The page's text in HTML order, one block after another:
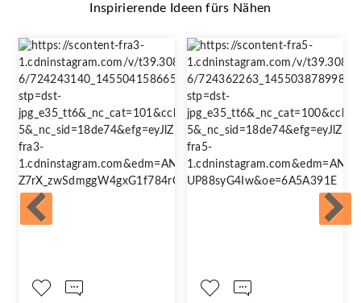
Inspirierende Ideen fürs Nähen